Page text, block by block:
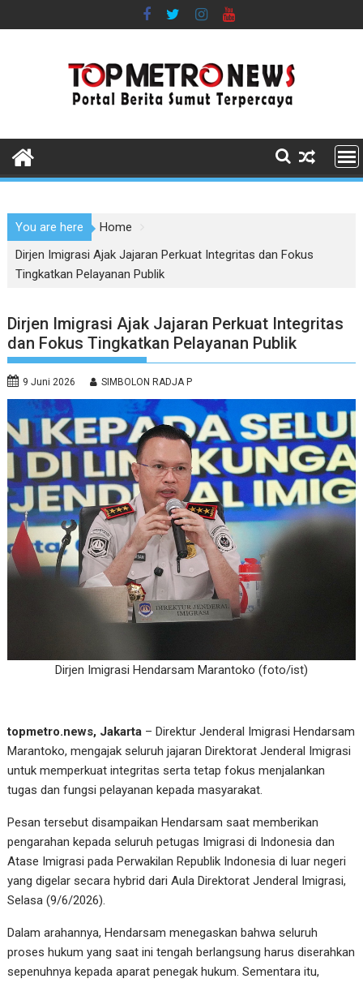
to
You are here
Home
Dirjen Imigrasi Ajak Jajaran Perkuat Integritas dan Fokus
Tingkatkan Pelayanan Publik
Dirjen Imigrasi Ajak Jajaran Perkuat Integritas
dan Fokus Tingkatkan Pelayanan Publik
9 Juni 2026 SIMBOLON RADJA P
Dirjen Imigrasi Hendarsam Marantoko (foto/ist)
topmetro.news, Jakarta – Direktur Jenderal Imigrasi Hendarsam
Marantoko, mengajak seluruh jajaran Direktorat Jenderal Imigrasi
untuk memperkuat integritas serta tetap fokus menjalankan
tugas dan fungsi pelayanan kepada masyarakat.
Pesan tersebut disampaikan Hendarsam saat memberikan
pengarahan kepada seluruh petugas Imigrasi di Indonesia dan
Atase Imigrasi pada Perwakilan Republik Indonesia di luar negeri
yang digelar secara hybrid dari Aula Direktorat Jenderal Imigrasi,
Selasa (9/6/2026).
Dalam arahannya, Hendarsam menegaskan bahwa seluruh
proses hukum yang saat ini tengah berlangsung harus diserahkan
sepenuhnya kepada aparat penegak hukum. Sementara itu,